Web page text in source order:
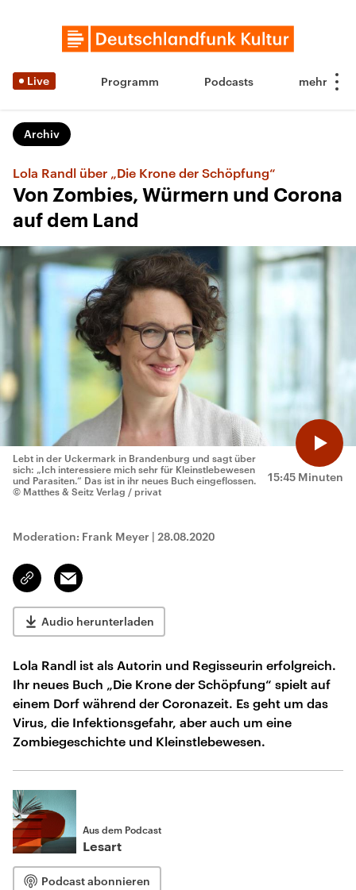
Live Programm Podcasts
Archiv
Lola Randl über „Die Krone der Schöpfung“
Von Zombies, Würmern und Corona
auf dem Land
15:45 Minuten
Lebt in der Uckermark in Brandenburg und sagt über
sich: „Ich interessiere mich sehr für Kleinstlebewesen
und Parasiten.“ Das ist in ihr neues Buch eingeflossen.
© Matthes & Seitz Verlag / privat
Moderation: Frank Meyer | 28.08.2020
Link
kopieren/teilen
Email
Audio herunterladen
Lola Randl ist als Autorin und Regisseurin erfolgreich.
Ihr neues Buch „Die Krone der Schöpfung“ spielt auf
einem Dorf während der Coronazeit. Es geht um das
Virus, die Infektionsgefahr, aber auch um eine
Zombiegeschichte und Kleinstlebewesen.
Aus dem Podcast
Lesart
Podcast abonnieren